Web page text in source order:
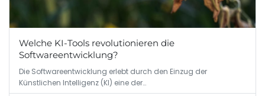
Welche KI-Tools revolutionieren die
Softwareentwicklung?
Die Softwareentwicklung erlebt durch den Einzug der
Künstlichen Intelligenz (KI) eine der…